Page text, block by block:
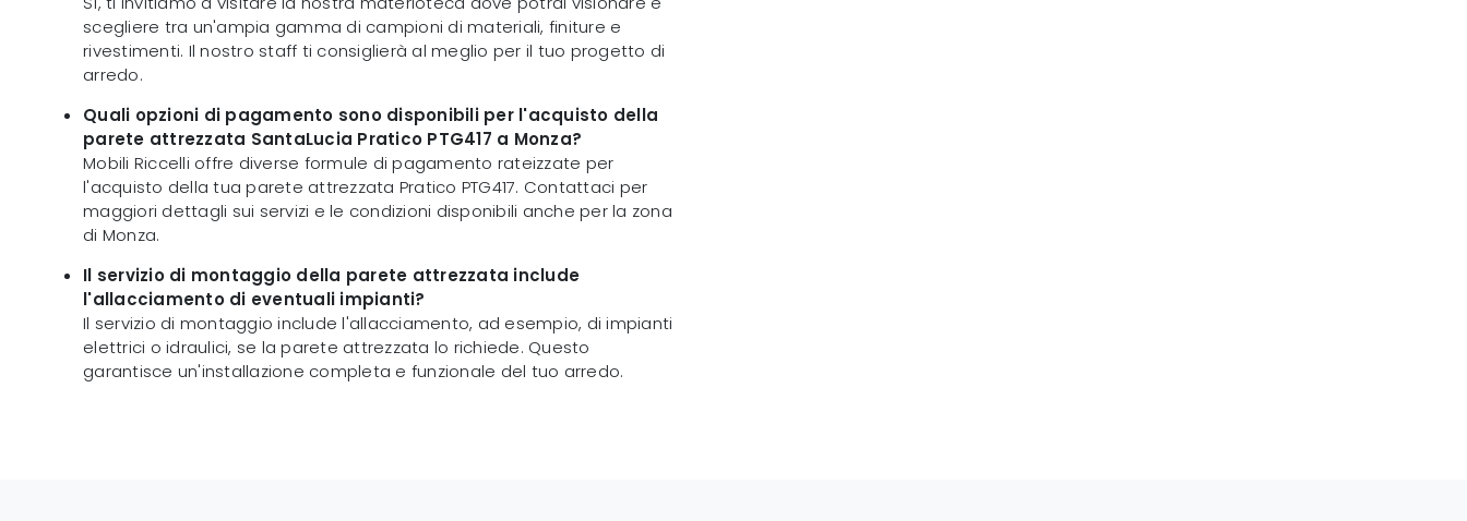
scegliere tra un'ampia gamma di campioni di materiali, finiture e
rivestimenti. Il nostro staff ti consiglierà al meglio per il tuo progetto di
arredo.
Quali opzioni di pagamento sono disponibili per l'acquisto della
parete attrezzata SantaLucia Pratico PTG417 a Monza?
Mobili Riccelli offre diverse formule di pagamento rateizzate per
l'acquisto della tua parete attrezzata Pratico PTG417. Contattaci per
maggiori dettagli sui servizi e le condizioni disponibili anche per la zona
di Monza.
Il servizio di montaggio della parete attrezzata include
l'allacciamento di eventuali impianti?
Il servizio di montaggio include l'allacciamento, ad esempio, di impianti
elettrici o idraulici, se la parete attrezzata lo richiede. Questo
garantisce un'installazione completa e funzionale del tuo arredo.